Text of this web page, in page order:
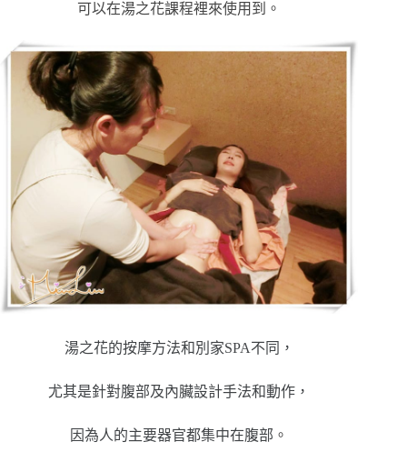
可以在湯之花課程裡來使用到。
湯之花的按摩方法和別家SPA不同，
尤其是針對腹部及內臟設計手法和動作，
因為人的主要器官都集中在腹部 。